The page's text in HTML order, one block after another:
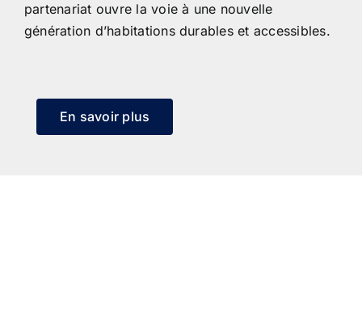
partenariat ouvre la voie à une nouvelle
génération d’habitations durables et accessibles.
En savoir plus